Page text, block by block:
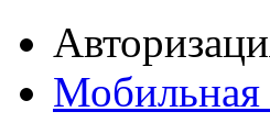
Мобильная